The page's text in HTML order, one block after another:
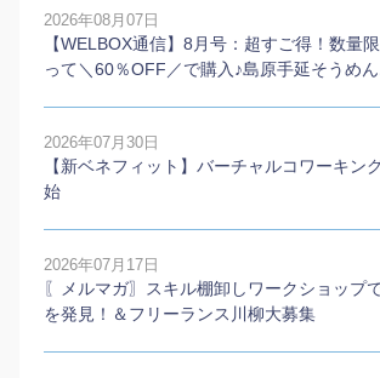
2026年08月07日
【WELBOX通信】8月号：超すご得！数量
って＼60％OFF／で購入♪島原手延そうめん
2026年07月30日
【新ベネフィット】バーチャルコワーキン
始
2026年07月17日
〖メルマガ〗スキル棚卸しワークショップ
を発見！＆フリーランス川柳大募集